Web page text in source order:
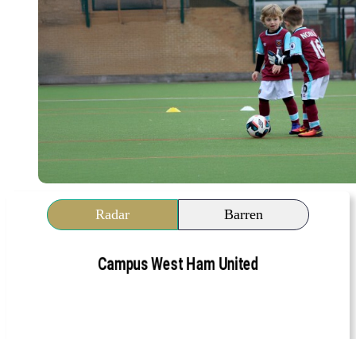
Radar Barren